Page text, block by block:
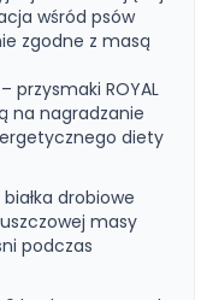
wśród psów
zgodne z masą
– przysmaki ROYAL
na nagradzanie
diety
białka drobiowe
masy
podczas